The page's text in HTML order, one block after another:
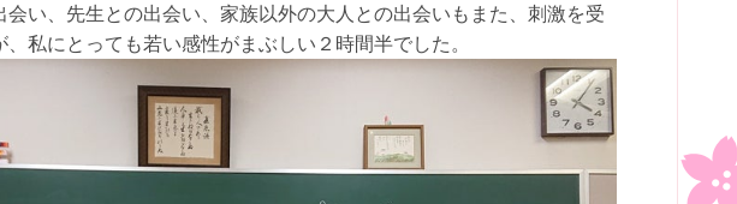
会い、先生との出会い、家族以外の大人との出会いもまた、刺激を受
私にとっても若い感性がまぶしい２時間半でした。